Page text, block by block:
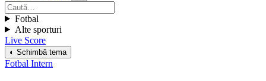
Fotbal
Alte sporturi
Live Score
◐ Schimbă tema
Fotbal Intern